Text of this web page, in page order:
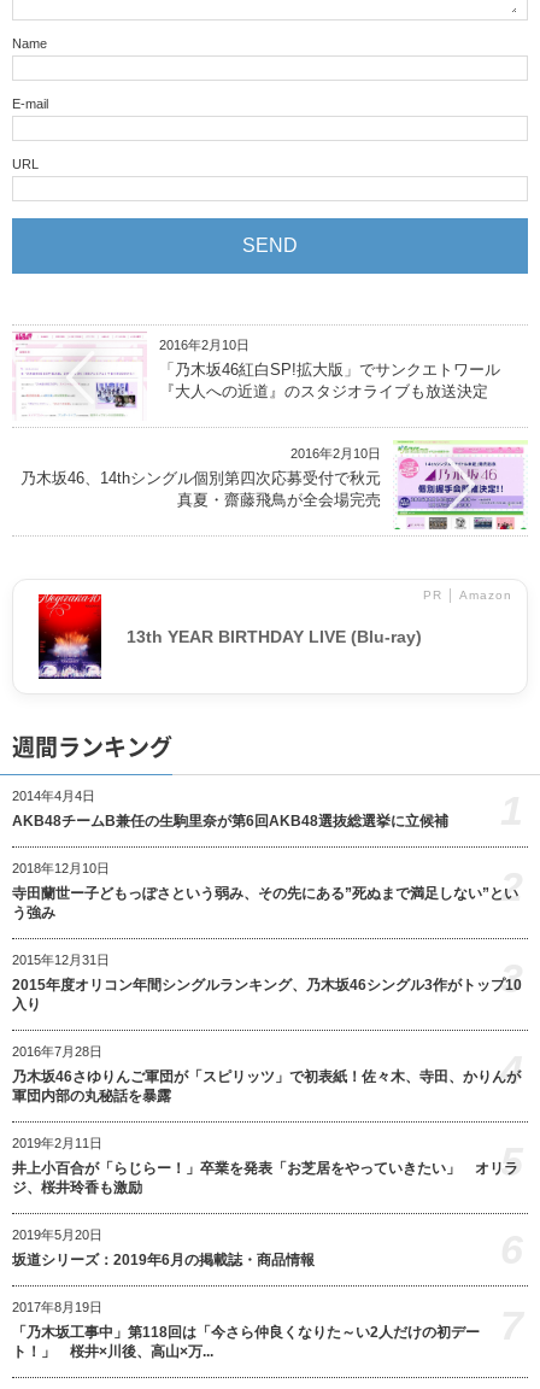
Name
E-mail
URL
2016年2月10日
「乃木坂46紅白SP!拡大版」でサンクエトワール
『大人への近道』のスタジオライブも放送決定
2016年2月10日
乃木坂46、14thシングル個別第四次応募受付で秋元
真夏・齋藤飛鳥が全会場完売
PR │ Amazon
13th YEAR BIRTHDAY LIVE (Blu-ray)
週間ランキング
2014年4月4日
AKB48チームB兼任の生駒里奈が第6回AKB48選抜総選挙に立候補
2018年12月10日
寺田蘭世ー子どもっぽさという弱み、その先にある”死ぬまで満足しない”とい
う強み
2
2015年12月31日
2015年度オリコン年間シングルランキング、乃木坂46シングル3作がトップ10
入り
3
2016年7月28日
乃木坂46さゆりんご軍団が「スピリッツ」で初表紙！佐々木、寺田、かりんが
軍団内部の丸秘話を暴露
4
2019年2月11日
井上小百合が「らじらー！」卒業を発表「お芝居をやっていきたい」 オリラ
ジ、桜井玲香も激励
5
2019年5月20日
坂道シリーズ：2019年6月の掲載誌・商品情報
2017年8月19日
「乃木坂工事中」第118回は「今さら仲良くなりた～い2人だけの初デー
ト！」 桜井×川後、高山×万...